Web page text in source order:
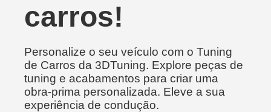
carros!
Personalize o seu veículo com o Tuning
de Carros da 3DTuning. Explore peças de
tuning e acabamentos para criar uma
obra-prima personalizada. Eleve a sua
experiência de condução.